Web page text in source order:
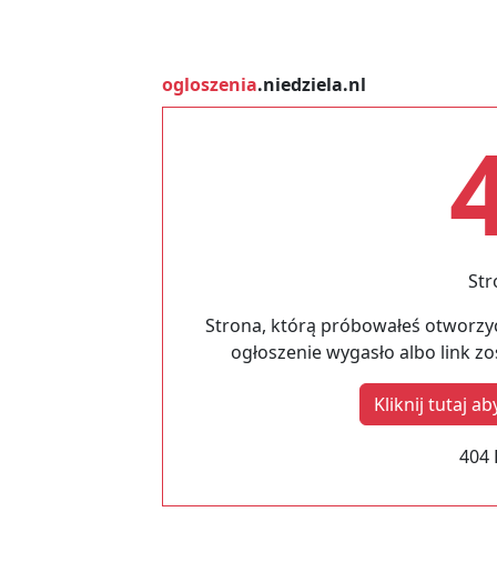
ogloszenia.niedziela.nl
Strona, którą próbowałeś
ogłoszenie wygasło albo link
Kliknij tutaj
404